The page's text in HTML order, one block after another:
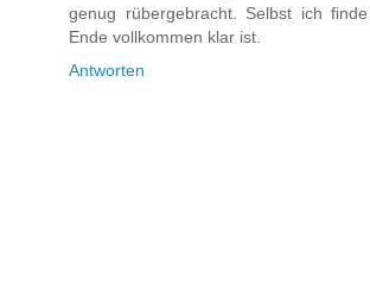
genug rübergebracht. Selbst ich
Ende vollkommen klar ist.
Antworten